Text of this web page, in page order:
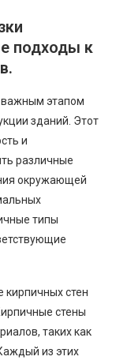
подходы к
важным этапом
зданий. Этот
и
различные
окружающей
типы
стен
стены
таких как
из этих